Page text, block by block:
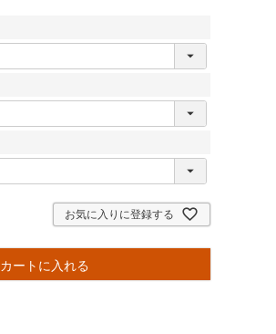
お気に入りに登録する
カートに入れる